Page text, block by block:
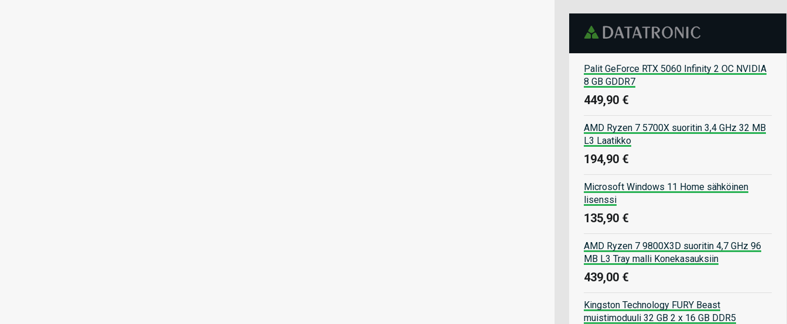
Palit GeForce RTX 5060 Infinity 2 OC NVIDIA
8 GB GDDR7
449,90 €
AMD Ryzen 7 5700X suoritin 3,4 GHz 32 MB
L3 Laatikko
194,90 €
Microsoft Windows 11 Home sähköinen
lisenssi
135,90 €
AMD Ryzen 7 9800X3D suoritin 4,7 GHz 96
MB L3 Tray malli Konekasauksiin
439,00 €
Kingston Technology FURY Beast
muistimoduuli 32 GB 2 x 16 GB DDR5